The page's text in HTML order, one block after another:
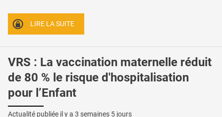
LIRE LA SUITE
VRS : La vaccination maternelle réduit
de 80 % le risque d'hospitalisation
pour l’Enfant
Actualité publiée il y a 3 semaines 5 jours